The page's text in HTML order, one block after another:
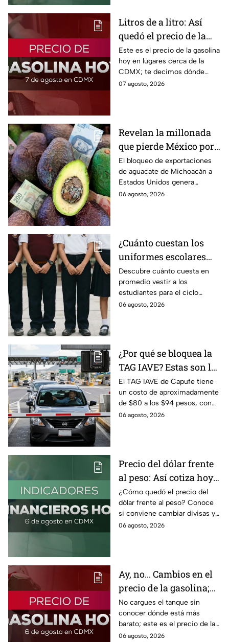
Litros de a litro: Así
quedó el precio de la
gasolina HOY
Este es el precio de la gasolina
hoy en lugares cerca de la
CDMX; te decimos dónde
encontrarla más barata este
07 agosto, 2026
Revelan la millonada
que pierde México por
el bloqueo de Estados
Unidos al aguate de
Michoacán
El bloqueo de exportaciones
de aguacate de Michoacán a
Estados Unidos genera
pérdidas millonarias.
06 agosto, 2026
¿Cuánto cuestan los
uniformes escolares
para el regreso a clases
2026, según su grado?
Descubre cuánto cuesta en
promedio vestir a los
estudiantes para el ciclo
escolar 2026-2027 y consejos
06 agosto, 2026
¿Por qué se bloquea la
TAG IAVE? Estas son las
razones por las que no
pasa en la caseta
El TAG IAVE de Capufe tiene
un costo de aproximadamente
de $80 a los $94 pesos, con
IVA incluido; te compartimos
06 agosto, 2026
Precio del dólar frente
al peso: Así cotiza hoy 6
de agosto 2026
¿Cómo quedó el precio del
dólar frente al peso? Conoce
si conviene cambiar divisas y
cómo el flujo en el estrecho de
06 agosto, 2026
Ay, no... Cambios en el
precio de la gasolina;
así quedó HOY
No cargues el tanque sin
conocer dónde está más
barato; este es el precio de la
gasolina para hoy jueves 6 de
06 agosto, 2026